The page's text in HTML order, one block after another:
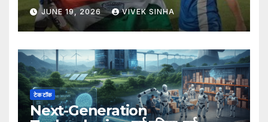
JUNE 19, 2026 VIVEK SINHA
टेक टॉक
Next-Generation